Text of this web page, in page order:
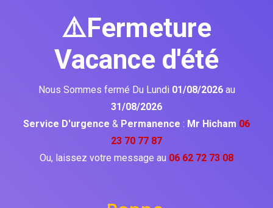
⚠️Fermeture
Vacance d'été
Nous Sommes fermé Du Lundi 01/08/2026 au
31/08/2026
Service D'urgence & Permanence : Mr Hicham 06
23 70 77 87
Ou, laissez votre message au 06 62 72 73 08